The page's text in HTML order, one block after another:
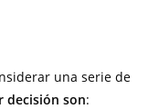
una serie de
decisión son: